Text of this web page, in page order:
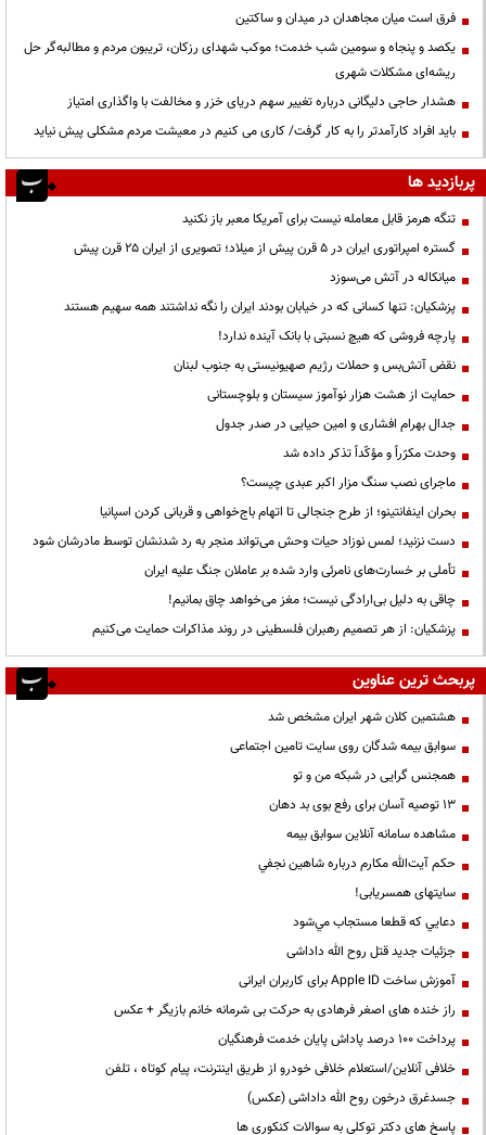
فرق است میان مجاهدان در میدان و ساکتین
یکصد و پنجاه و سومین شب خدمت؛ موکب شهدای رزکان، تریبون مردم و مطالبه‌گر حل
ریشه‌ای مشکلات شهری
هشدار حاجی دلیگانی درباره تغییر سهم دریای خزر و مخالفت با واگذاری امتیاز
باید افراد کارآمدتر را به کار گرفت/ کاری می کنیم در معیشت مردم مشکلی پیش نیاید
پربازدید ها
تنگه هرمز قابل معامله نیست برای آمریکا معبر باز نکنید
گستره امپراتوری ایران در ۵ قرن پیش از میلاد؛ تصویری از ایران ۲۵ قرن پیش
میانکاله در آتش می‌سوزد
پزشکیان: تنها کسانی که در خیابان بودند ایران را نگه نداشتند همه سهیم هستند
پارچه فروشی که هیچ نسبتی با بانک آینده ندارد!
نقض آتش‌بس و حملات رژیم صهیونیستی به جنوب لبنان
حمایت از هشت هزار نوآموز سیستان و بلوچستانی
جدال بهرام افشاری و امین حیایی در صدر جدول
وحدت مکرّراً و مؤکّداً تذکر داده شد
ماجرای نصب سنگ مزار اکبر عبدی چیست؟
بحران اینفانتینو؛ از طرح جنجالی تا اتهام باج‌خواهی و قربانی کردن اسپانیا
دست نزنید؛ لمس نوزاد حیات وحش می‌تواند منجر به رد شدنشان توسط مادرشان شود
تأملی بر خسارت‌های نامرئی وارد شده بر عاملان جنگ علیه ایران
چاقی به دلیل بی‌ارادگی نیست؛ مغز می‌خواهد چاق بمانیم!
پزشکیان: از هر تصمیم رهبران فلسطینی در روند مذاکرات حمایت می‌کنیم
پربحث ترین عناوین
هشتمین کلان شهر ایران مشخص شد
سوابق بیمه شدگان روی سایت تامین اجتماعی
همجنس گرایی در شبکه من و تو
13 توصیه آسان برای رفع بوی بد دهان
مشاهده سامانه آنلاين سوابق بیمه
حكم آيت‌الله مكارم درباره شاهين نجفي
سایتهای همسریابی!
دعايي كه قطعا مستجاب مي‌شود
جزئیات جدید قتل روح الله داداشی
آموزش ساخت Apple ID برای کاربران ایرانی
راز خنده های اصغر فرهادی به حرکت بی شرمانه خانم بازیگر + عکس
پرداخت ۱۰۰ درصد پاداش پایان خدمت فرهنگیان
خلافی آنلاین/استعلام خلافی خودرو از طریق اینترنت، پیام کوتاه ، تلفن
جسدغرق درخون روح الله داداشی (عکس)
پاسخ های دکتر توکلی به سوالات کنکوری ها